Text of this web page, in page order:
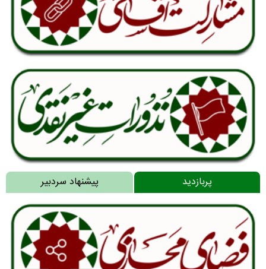
پربازدید پیشنهاد سردبیر